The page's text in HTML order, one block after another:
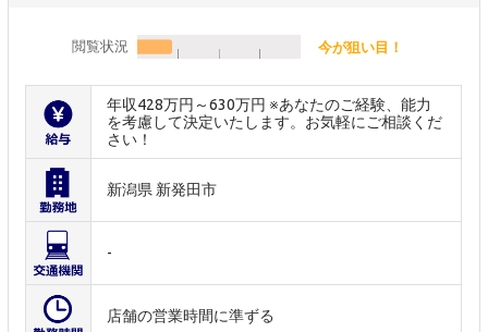
閲覧状況 今が狙い目！
年収428万円～630万円 ※あなたのご経験、能力
を考慮して決定いたします。お気軽にご相談くだ
さい！
新潟県 新発田市
-
店舗の営業時間に準ずる